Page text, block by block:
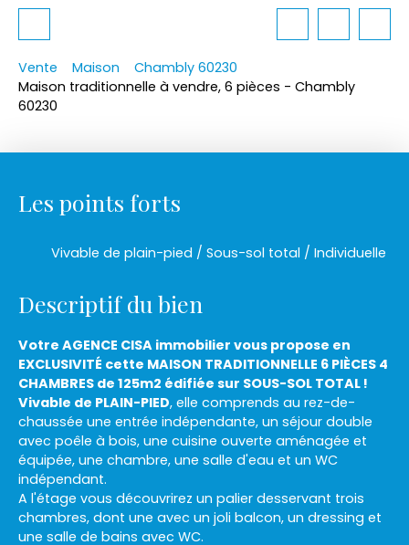
Vente Maison
Chambly 60230
Maison traditionnelle à vendre, 6 pièces - Chambly
60230
Les points forts
Vivable de plain-pied / Sous-sol total / Individuelle
Descriptif du bien
Votre AGENCE CISA immobilier vous propose en
EXCLUSIVITÉ cette MAISON TRADITIONNELLE 6 PIÈCES 4
CHAMBRES de 125m2 édifiée sur SOUS-SOL TOTAL !
Vivable de PLAIN-PIED, elle comprends au rez-de-
chaussée une entrée indépendante, un séjour double
avec poêle à bois, une cuisine ouverte aménagée et
équipée, une chambre, une salle d'eau et un WC
indépendant.
A l'étage vous découvrirez un palier desservant trois
chambres, dont une avec un joli balcon, un dressing et
une salle de bains avec WC.